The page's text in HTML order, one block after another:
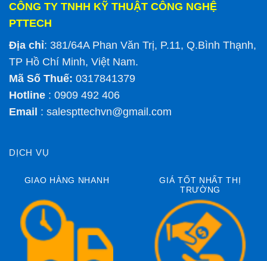
CÔNG TY TNHH KỸ THUẬT CÔNG NGHỆ
PTTECH
Địa chỉ: 381/64A Phan Văn Trị, P.11, Q.Bình Thạnh,
TP Hồ Chí Minh, Việt Nam.
Mã Số Thuế: 0317841379
Hotline : 0909 492 406
Email : salespttechvn@gmail.com
DỊCH VỤ
GIAO HÀNG NHANH
GIÁ TỐT NHẤT THỊ
TRƯỜNG